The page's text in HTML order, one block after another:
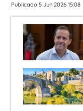
Publicado 5 Jun 2026 15:08